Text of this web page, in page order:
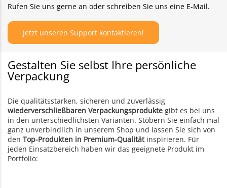
Rufen Sie uns gerne an oder schreiben Sie uns eine E-Mail.
Jetzt unseren Support kontaktieren!
Gestalten Sie selbst Ihre persönliche
Verpackung
Die qualitätsstarken, sicheren und zuverlässig
wiederverschließbaren Verpackungsprodukte gibt es bei uns
in den unterschiedlichsten Varianten. Stöbern Sie einfach mal
ganz unverbindlich in unserem Shop und lassen Sie sich von
den Top-Produkten in Premium-Qualität inspirieren. Für
jeden Einsatzbereich haben wir das geeignete Produkt im
Portfolio: